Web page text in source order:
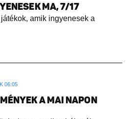
MA, 7/17
amik ingyenesek a
06:05
A MAI NAPON